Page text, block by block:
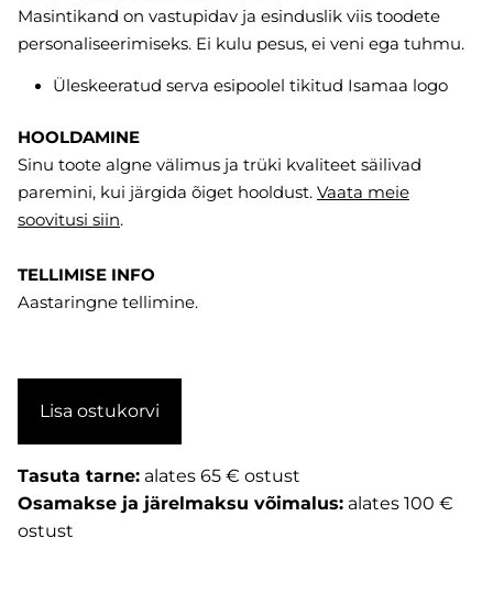
Masintikand on vastupidav ja esinduslik viis toodete
personaliseerimiseks. Ei kulu pesus, ei veni ega tuhmu.
Üleskeeratud serva esipoolel tikitud Isamaa logo
HOOLDAMINE
Sinu toote algne välimus ja trüki kvaliteet säilivad
paremini, kui järgida õiget hooldust. Vaata meie
soovitusi siin.
TELLIMISE INFO
Aastaringne tellimine.
Lisa ostukorvi
Tasuta tarne: alates 65 € ostust
Osamakse ja järelmaksu võimalus: alates 100 €
ostust